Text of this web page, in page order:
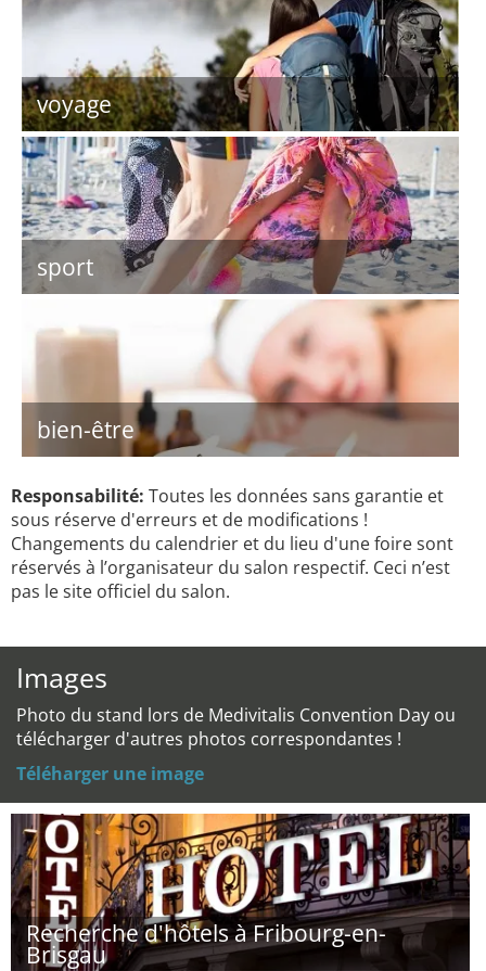
voyage
sport
bien-être
Responsabilité: Toutes les données sans garantie et
sous réserve d'erreurs et de modifications !
Changements du calendrier et du lieu d'une foire sont
réservés à l’organisateur du salon respectif. Ceci n’est
pas le site officiel du salon.
Images
Photo du stand lors de Medivitalis Convention Day ou
télécharger d'autres photos correspondantes !
Téléharger une image
Recherche d'hôtels à Fribourg-en-
Brisgau